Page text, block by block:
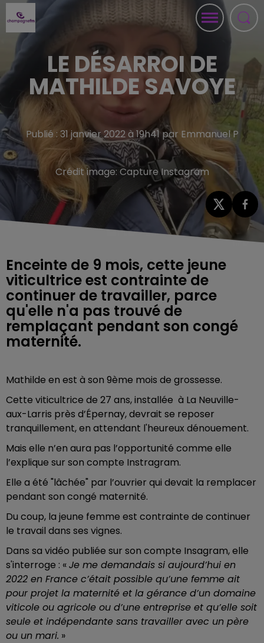
LE DÉSARROI DE
MATHILDE SAVOYE
Publié : 31 janvier 2022 à 19h41 par Emmanuel P
Crédit image: Capture Instagram
Enceinte de 9 mois, cette jeune
viticultrice est contrainte de
continuer de travailler, parce
qu'elle n'a pas trouvé de
remplaçant pendant son congé
maternité.
Mathilde en est à son 9ème mois de grossesse.
Cette viticultrice de 27 ans, installée à La Neuville-
aux-Larris près d’Épernay, devrait se reposer
tranquillement, en attendant l'heureux dénouement.
Mais elle n’en aura pas l’opportunité comme elle
l’explique sur son compte Instragram.
Elle a été "lâchée" par l’ouvrier qui devait la remplacer
pendant son congé maternité.
Du coup, la jeune femme est contrainte de continuer
le travail dans ses vignes.
Dans sa vidéo publiée sur son compte Insagram, elle
s'interroge : «Je me demandais si aujourd’hui en
2022 en France c’était possible qu’une femme ait
pour projet la maternité et la gérance d’un domaine
viticole ou agricole ou d’une entreprise et qu’elle soit
seule et indépendante sans travailler avec un père
ou un mari. »